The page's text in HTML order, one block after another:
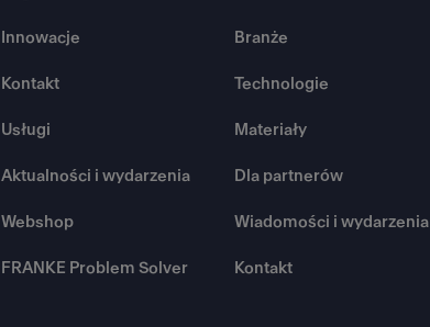
Innowacje
Kontakt
Usługi
Aktualności i wydarzenia
Webshop
FRANKE Problem Solver
Branże
Technologie
Materiały
Dla partnerów
Wiadomości i wydarzenia
Kontakt